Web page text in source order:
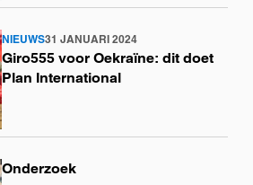
NIEUWS31 JANUARI 2024
Giro555 voor Oekraïne: dit doet
Plan International
Onderzoek